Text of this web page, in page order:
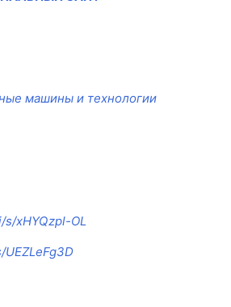
машины и технологии
xHYQzpl-OL